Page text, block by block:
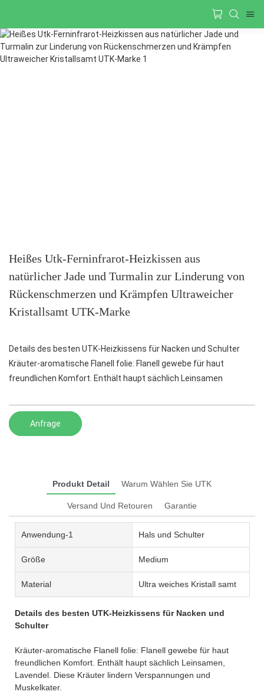
Heißes Utk-Ferninfrarot-Heizkissen aus
natürlicher Jade und Turmalin zur Linderung von
Rückenschmerzen und Krämpfen Ultraweicher
Kristallsamt UTK-Marke
Details des besten UTK-Heizkissens für Nacken und Schulter
Kräuter-aromatische Flanell folie: Flanell gewebe für haut
freundlichen Komfort. Enthält haupt sächlich Leinsamen
Anfrage
Produkt Detail Warum Wählen Sie UTK
Versand Und Retouren Garantie
Anwendung-1 Hals und Schulter
Größe Medium
Material Ultra weiches Kristall samt
Details des besten UTK-Heizkissens für Nacken und
Schulter
Kräuter-aromatische Flanell folie: Flanell gewebe für haut
freundlichen Komfort. Enthält haupt sächlich Leinsamen,
Lavendel. Diese Kräuter lindern Verspannungen und
Muskelkater.